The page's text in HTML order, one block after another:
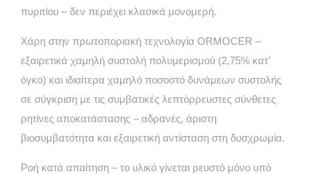
πυριτίου – δεν περιέχει κλασικά μονομερή.
Χάρη στην πρωτοποριακή τεχνολογία ORMOCER –
εξαιρετικά χαμηλή συστολή πολυμερισμού (2,75% κατ’
όγκο) και ιδιαίτερα χαμηλό ποσοστό δυνάμεων συστολής
σε σύγκριση με τις συμβατικές λεπτόρρευστες σύνθετες
ρητίνες αποκατάστασης – αδρανές, άριστη
βιοσυμβατότητα και εξαιρετική αντίσταση στη δυσχρωμία.
Ροή κατά απαίτηση – το υλικό γίνεται ρευστό μόνο υπό